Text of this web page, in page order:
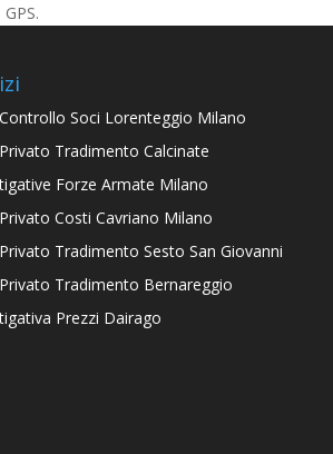
Soci Lorenteggio Milano
Tradimento Calcinate
Forze Armate Milano
Costi Cavriano Milano
Tradimento Sesto San Giovanni
Tradimento Bernareggio
Prezzi Dairago